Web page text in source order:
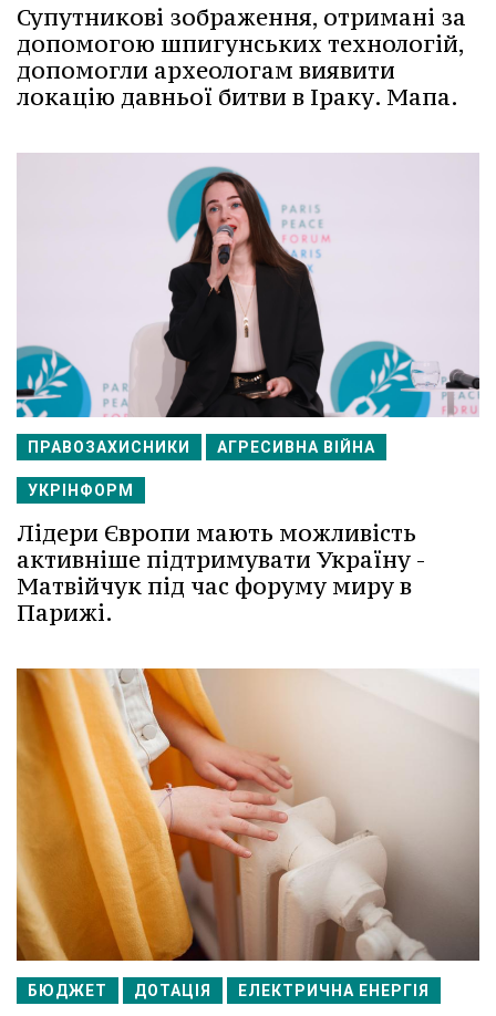
Супутникові зображення, отримані за
допомогою шпигунських технологій,
допомогли археологам виявити
локацію давньої битви в Іраку. Мапа.
ПРАВОЗАХИСНИКИ АГРЕСИВНА ВІЙНА
УКРІНФОРМ
Лідери Європи мають можливість
активніше підтримувати Україну -
Матвійчук під час форуму миру в
Парижі.
БЮДЖЕТ ДОТАЦІЯ ЕЛЕКТРИЧНА ЕНЕРГІЯ